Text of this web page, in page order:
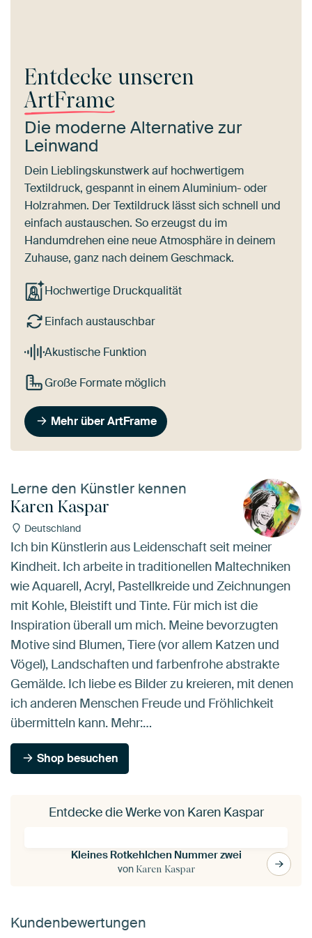
Entdecke unseren
ArtFrame
Die moderne Alternative zur
Leinwand
Dein Lieblingskunstwerk auf hochwertigem
Textildruck, gespannt in einem Aluminium- oder
Holzrahmen. Der Textildruck lässt sich schnell und
einfach austauschen. So erzeugst du im
Handumdrehen eine neue Atmosphäre in deinem
Zuhause, ganz nach deinem Geschmack.
Hochwertige Druckqualität
Einfach austauschbar
Akustische Funktion
Große Formate möglich
Mehr über ArtFrame
Lerne den Künstler kennen
Karen Kaspar
Deutschland
Ich bin Künstlerin aus Leidenschaft seit meiner
Kindheit. Ich arbeite in traditionellen Maltechniken
wie Aquarell, Acryl, Pastellkreide und Zeichnungen
mit Kohle, Bleistift und Tinte. Für mich ist die
Inspiration überall um mich. Meine bevorzugten
Motive sind Blumen, Tiere (vor allem Katzen und
Vögel), Landschaften und farbenfrohe abstrakte
Gemälde. Ich liebe es Bilder zu kreieren, mit denen
ich anderen Menschen Freude und Fröhlichkeit
übermitteln kann. Mehr:…
Shop besuchen
Entdecke die Werke von Karen Kaspar
Kleines Rotkehlchen Nummer zwei
von Karen Kaspar
Kundenbewertungen